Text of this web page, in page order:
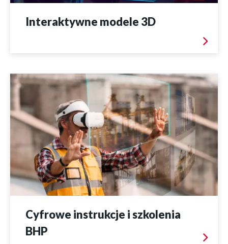
Interaktywne modele 3D
Cyfrowe instrukcje i szkolenia
BHP